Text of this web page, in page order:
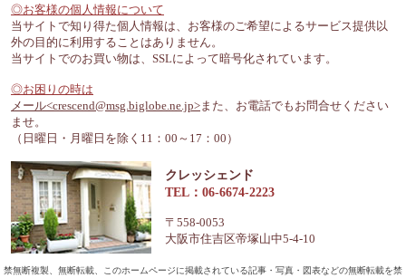
◎お客様の個人情報について
当サイトで知り得た個人情報は、お客様のご希望によるサービス提供以
外の目的に利用することはありません。
当サイトでのお買い物は、SSLによって暗号化されています。
◎お困りの時は
メール<crescend@msg.biglobe.ne.jp> また、お電話でもお問合せください
ませ。
（日曜日・月曜日を除く11：00～17：00）
クレッシェンド
TEL：06-6674-2223
〒558-0053
大阪市住吉区帝塚山中5-4-10
禁無断複製、無断転載、このホームページに掲載されている記事・写真・図表などの無断転載を禁